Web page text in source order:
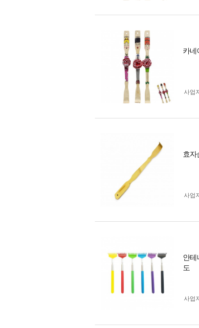
카네
사업
효자
사업
안테
도
사업